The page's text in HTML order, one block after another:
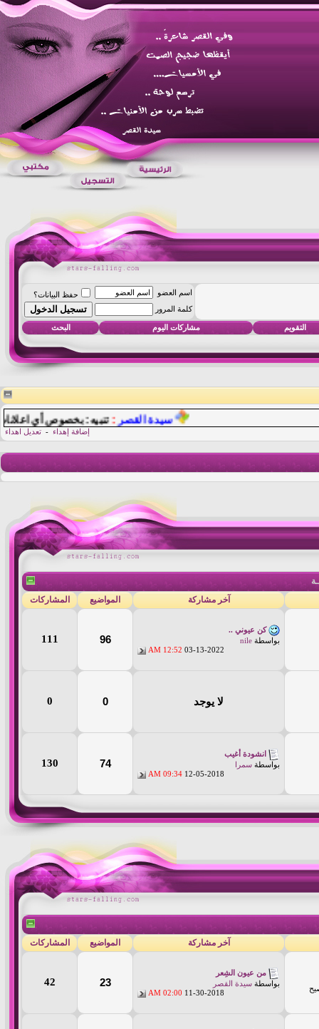
اسم العضو
حفظ البيانات؟
كلمة المرور
التقويم مشاركات اليوم البحث
سيدة القصر:تنبيه: بخصوص أي اعلانات أو
إضافة إهداء - تعديل اهداء
آخر مشاركة
المواضيع المشاركات
كن عيوني ..
بواسطة nile
03-13-2022
12:52 AM
96
111
لا يوجد 0
0
انشودة أغيب
بواسطة سمرا
12-05-2018
09:34 AM
74
130
آخر مشاركة المواضيع المشاركات
من عيون الشِعر
بواسطة سيدة القصر
11-30-2018
02:00 AM
23
42